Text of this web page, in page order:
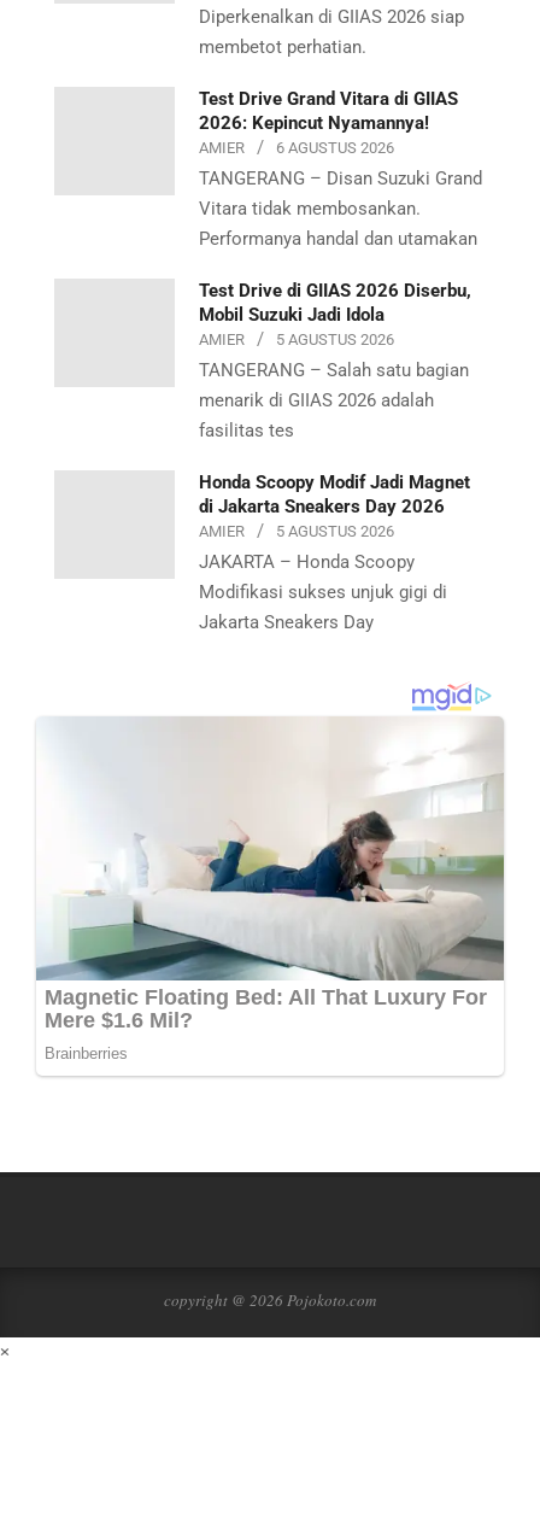
Diperkenalkan di GIIAS 2026 siap
membetot perhatian.
Test Drive Grand Vitara di GIIAS
2026: Kepincut Nyamannya!
AMIER 6 AGUSTUS 2026
TANGERANG – Disan Suzuki Grand
Vitara tidak membosankan.
Performanya handal dan utamakan
Test Drive di GIIAS 2026 Diserbu,
Mobil Suzuki Jadi Idola
AMIER 5 AGUSTUS 2026
TANGERANG – Salah satu bagian
menarik di GIIAS 2026 adalah
fasilitas tes
Honda Scoopy Modif Jadi Magnet
di Jakarta Sneakers Day 2026
AMIER 5 AGUSTUS 2026
JAKARTA – Honda Scoopy
Modifikasi sukses unjuk gigi di
Jakarta Sneakers Day
copyright @ 2026 Pojokoto.com
×